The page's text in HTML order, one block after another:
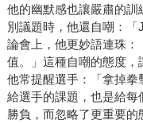
他的幽默感也讓嚴肅的
別議題時，他還自嘲：
論會上，他更妙語連珠
值。」這種自嘲的態度，
他常提醒選手：「拿掉
給選手的課題，也是給
勝負，而忽略了更重要